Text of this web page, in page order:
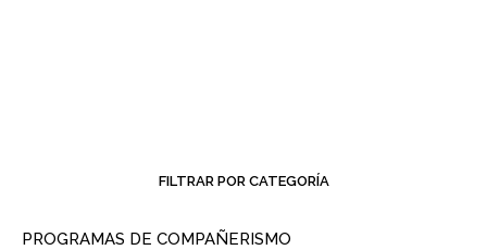
FILTRAR POR CATEGORÍA
PROGRAMAS DE COMPAÑERISMO